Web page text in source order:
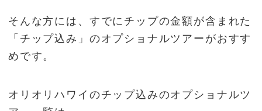
そんな方には、すでにチップの金額が含まれた
「チップ込み」のオプショナルツアーがおすす
めです。
オリオリハワイのチップ込みのオプショナルツ